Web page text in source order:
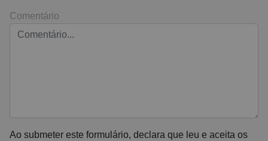
Comentário
Ao submeter este formulário, declara que leu e aceita os